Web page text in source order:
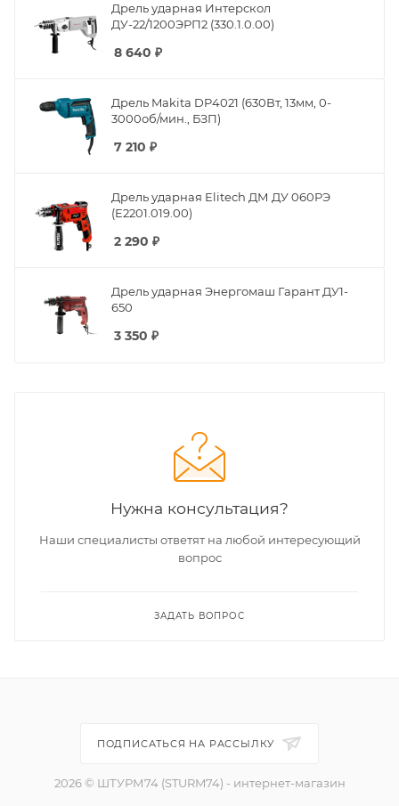
Дрель ударная Интерскол
ДУ-22/1200ЭРП2 (330.1.0.00)
8 640 ₽
Дрель Makita DP4021 (630Вт, 13мм, 0-
3000об/мин., БЗП)
7 210 ₽
Дрель ударная Elitech ДМ ДУ 060РЭ
(E2201.019.00)
2 290 ₽
Дрель ударная Энергомаш Гарант ДУ1-
650
3 350 ₽
Нужна консультация?
Наши специалисты ответят на любой интересующий
вопрос
ЗАДАТЬ ВОПРОС
ПОДПИСАТЬСЯ НА РАССЫЛКУ
2026 © ШТУРМ74 (STURM74) - интернет-магазин